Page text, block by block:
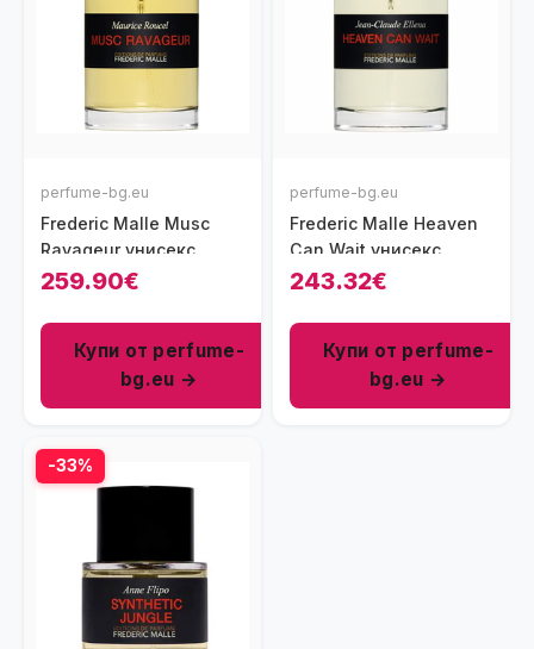
perfume-bg.eu
Frederic Malle Musc
Ravageur унисекс
парфюм 100 мл - EDP
259.90€
Купи от perfume-
bg.eu →
perfume-bg.eu
Frederic Malle Heaven
Can Wait унисекс
парфюм 100 мл - EDP
243.32€
Купи от perfume-
bg.eu →
-33%